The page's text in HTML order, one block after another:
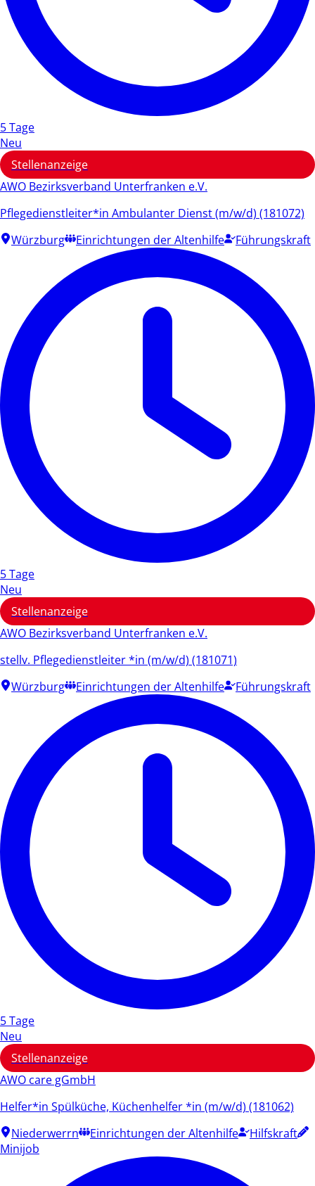
5 Tage
Neu
Stellenanzeige
AWO Bezirksverband Unterfranken e.V.
Pflegedienstleiter*in Ambulanter Dienst (m/w/d) (181072)
Würzburg
Einrichtungen der Altenhilfe Führungskraft
5 Tage
Neu
Stellenanzeige
AWO Bezirksverband Unterfranken e.V.
stellv. Pflegedienstleiter *in (m/w/d) (181071)
Würzburg
Einrichtungen der Altenhilfe Führungskraft
5 Tage
Neu
Stellenanzeige
AWO care gGmbH
Helfer*in Spülküche, Küchenhelfer *in (m/w/d) (181062)
Niederwerrn
Einrichtungen der Altenhilfe
Hilfskraft
Minijob